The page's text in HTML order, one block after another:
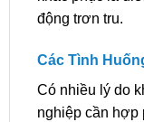
động trơn tru.
Các Tình
Có nhiều lý do
nghiệp cần hợp